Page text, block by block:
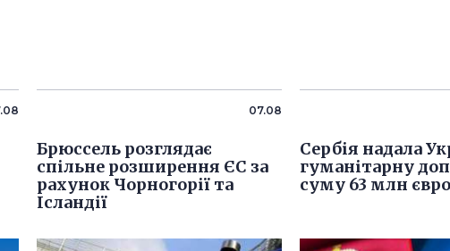
07.08
Брюссель розглядає
спільне розширення ЄС за
рахунок Чорногорії та
Ісландії
Сербія надала
гуманітарну
суму 63 млн євро